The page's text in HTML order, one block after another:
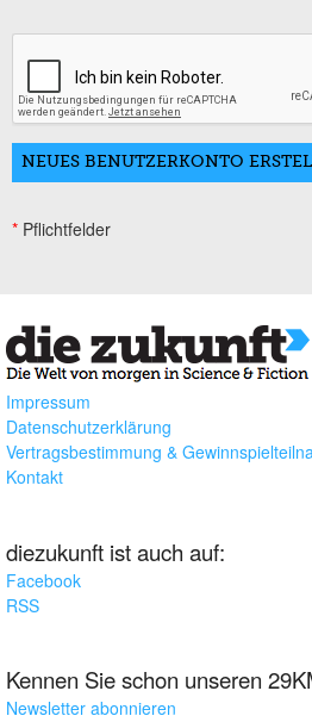
* Pflichtfelder
Impressum
Datenschutzerklärung
Vertragsbestimmung &
Kontakt
diezukunft ist auch auf:
Facebook
RSS
Kennen Sie schon unseren
Newsletter abonnieren